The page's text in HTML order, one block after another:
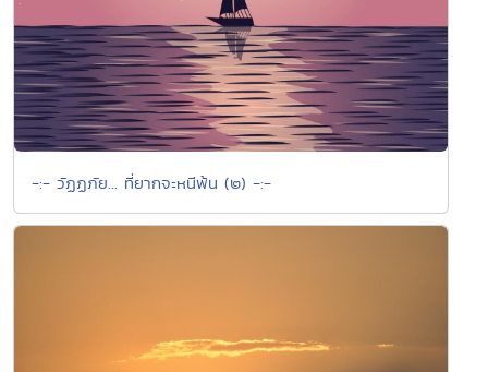
-:- วัฏฏภัย... ที่ยากจะหนีพ้น (๒) -:-